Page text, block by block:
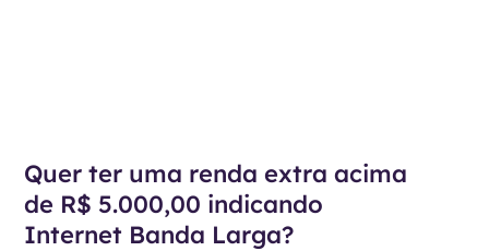
Quer ter uma renda extra acima
de R$ 5.000,00 indicando
Internet Banda Larga?